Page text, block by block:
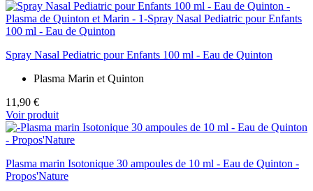
Spray Nasal Pediatric pour Enfants 100 ml - Eau de Quinton
Plasma Marin et Quinton
11,90 €
Voir produit
Plasma marin Isotonique 30 ampoules de 10 ml - Eau de Quinton -
Propos'Nature